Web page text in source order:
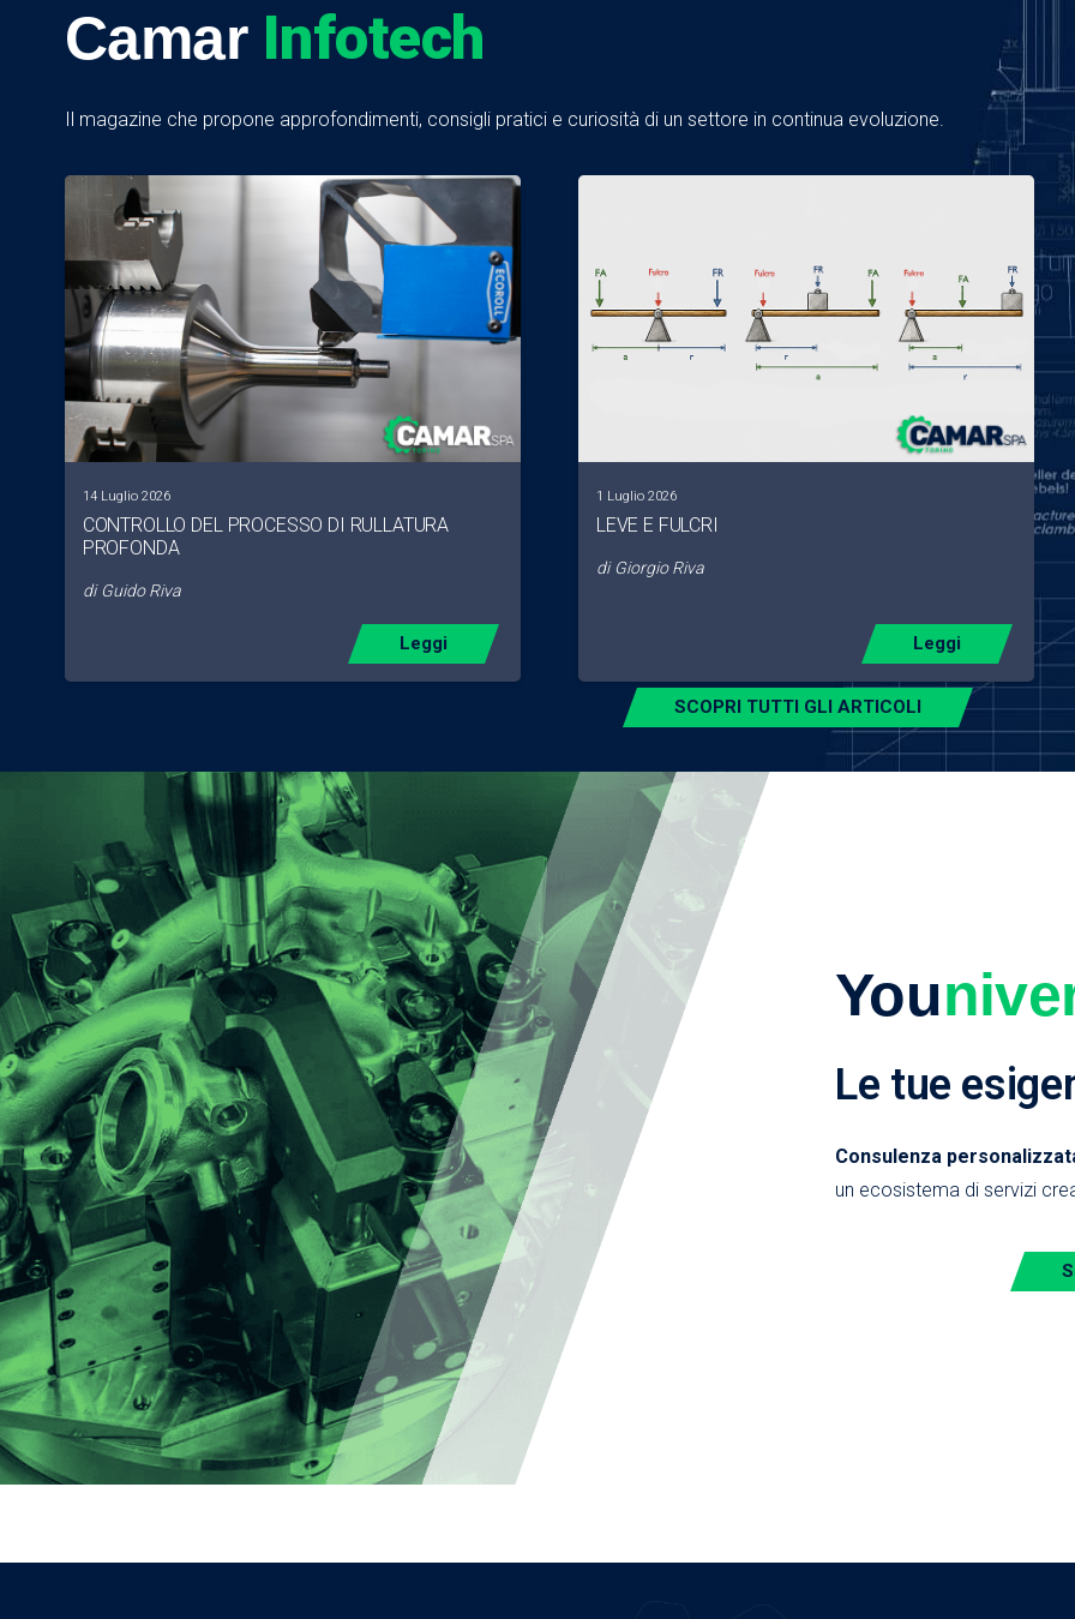
Camar Infotech
Il magazine che propone approfondimenti, consigli pratici e curiosità di un settore in continua evoluzione.
14 Luglio 2026
CONTROLLO DEL PROCESSO DI RULLATURA
PROFONDA
di Guido Riva
Leggi
1 Luglio 2026
LEVE E FULCRI
di Giorgio Riva
Leggi
SCOPRI TUTTI GLI ARTICOLI
You
Le tue
Consulenza
un ecosistema di servizi